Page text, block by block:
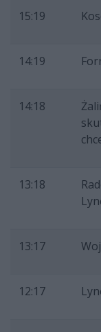
15:19
14:19
14:18
13:18
13:17
12:17